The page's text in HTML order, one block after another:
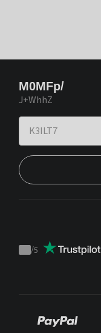
M0MFp/
J+WhhZ
Trustpilot
/5